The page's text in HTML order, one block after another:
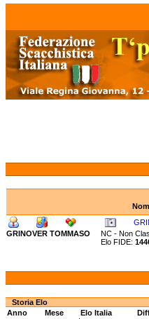
GRINOVER TOMMASO
NC - Non
Elo FIDE:
Storia Elo
Anno
Mese Elo Italia